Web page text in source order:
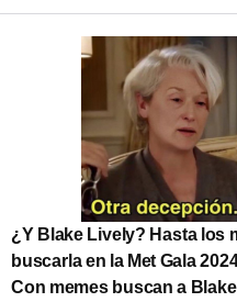
¿Y Blake Lively? Hasta los
buscarla en la Met Gala
Con memes buscan a